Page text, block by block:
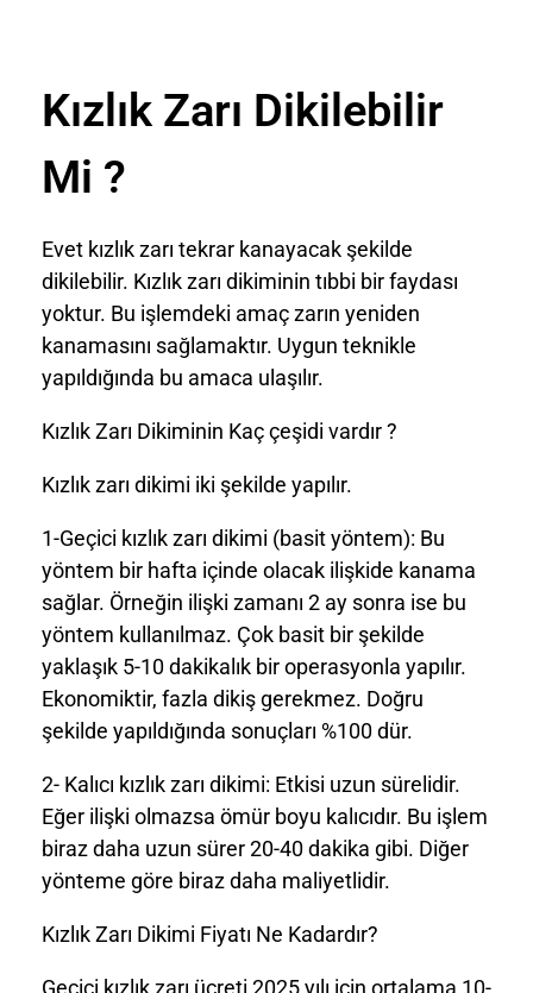
Kızlık Zarı Dikilebilir
Mi ?
Evet kızlık zarı tekrar kanayacak şekilde
dikilebilir. Kızlık zarı dikiminin tıbbi bir faydası
yoktur. Bu işlemdeki amaç zarın yeniden
kanamasını sağlamaktır. Uygun teknikle
yapıldığında bu amaca ulaşılır.
Kızlık Zarı Dikiminin Kaç çeşidi vardır ?
Kızlık zarı dikimi iki şekilde yapılır.
1-Geçici kızlık zarı dikimi (basit yöntem): Bu
yöntem bir hafta içinde olacak ilişkide kanama
sağlar. Örneğin ilişki zamanı 2 ay sonra ise bu
yöntem kullanılmaz. Çok basit bir şekilde
yaklaşık 5-10 dakikalık bir operasyonla yapılır.
Ekonomiktir, fazla dikiş gerekmez. Doğru
şekilde yapıldığında sonuçları %100 dür.
2- Kalıcı kızlık zarı dikimi: Etkisi uzun sürelidir.
Eğer ilişki olmazsa ömür boyu kalıcıdır. Bu işlem
biraz daha uzun sürer 20-40 dakika gibi. Diğer
yönteme göre biraz daha maliyetlidir.
Kızlık Zarı Dikimi Fiyatı Ne Kadardır?
Geçici kızlık zarı ücreti 2025 yılı için ortalama 10-